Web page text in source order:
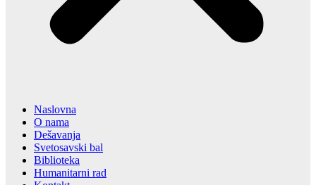
Naslovna
O nama
Dešavanja
Svetosavski bal
Biblioteka
Humanitarni rad